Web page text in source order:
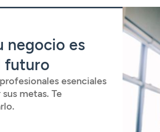
negocio es
futuro
esenciales
metas. Te